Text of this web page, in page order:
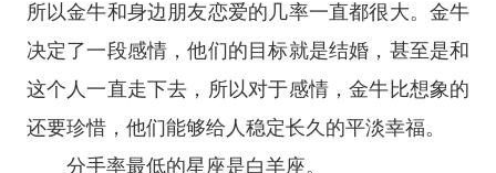
所以金牛和身边朋友恋爱的几率一直都很大。金牛
决定了一段感情，他们的目标就是结婚，甚至是和
这个人一直走下去，所以对于感情，金牛比想象的
还要珍惜，他们能够给人稳定长久的平淡幸福。
分手率最低的星座是白羊座。